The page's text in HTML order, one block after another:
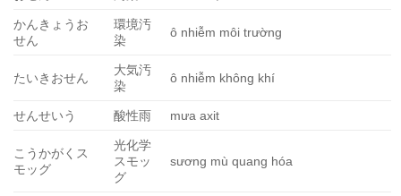
かんきょうお
せん
環境汚
染
ô nhiễm môi trường
たいきおせん
大気汚
染
ô nhiễm không khí
せんせいう 酸性雨 mưa axit
こうかがくス
モッグ
光化学
スモッ
グ
sương mù quang hóa